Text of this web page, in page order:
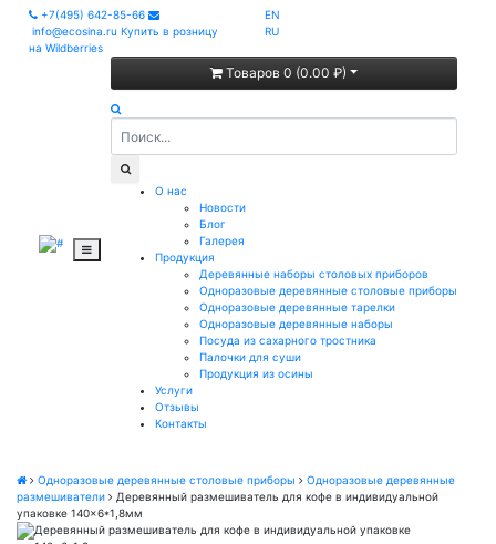
+7(495) 642-85-66
info@ecosina.ru Купить в розницу
на Wildberries
EN
RU
Товаров 0 (0.00 ₽)
О нас
Новости
Блог
Галерея
Продукция
Деревянные наборы столовых приборов
Одноразовые деревянные столовые приборы
Одноразовые деревянные тарелки
Одноразовые деревянные наборы
Посуда из сахарного тростника
Палочки для суши
Продукция из осины
Услуги
Отзывы
Контакты
Одноразовые деревянные столовые приборы
Одноразовые деревянные
размешиватели
Деревянный размешиватель для кофе в индивидуальной
упаковке 140×6*1,8мм